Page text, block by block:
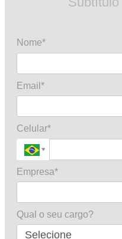
Nome*
Email*
Celular*
Empresa*
Qual o seu cargo?